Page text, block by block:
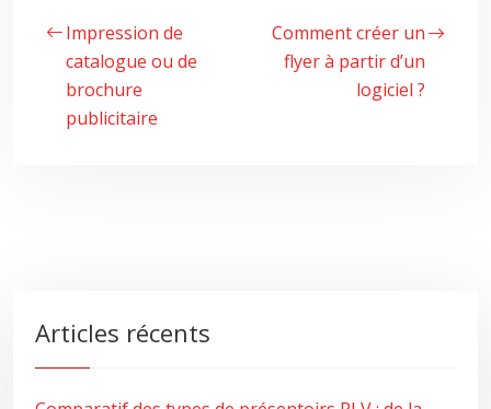
Impression de
catalogue ou de
brochure
publicitaire
Comment créer un
flyer à partir d’un
logiciel ?
Articles récents